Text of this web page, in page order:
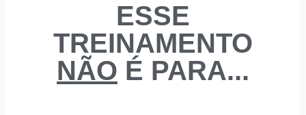
ESSE
TREINAMENTO
NÃO É PARA...